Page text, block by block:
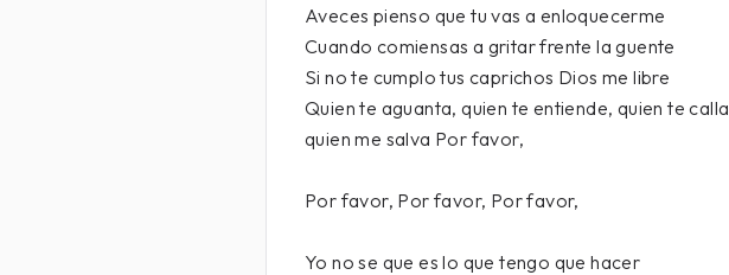
Aveces pienso que tu vas a enloquecerme
Cuando comiensas a gritar frente la guente
Si no te cumplo tus caprichos Dios me libre
Quien te aguanta, quien te entiende, quien te calla
quien me salva Por favor,
Por favor, Por favor, Por favor,
Yo no se que es lo que tengo que hacer